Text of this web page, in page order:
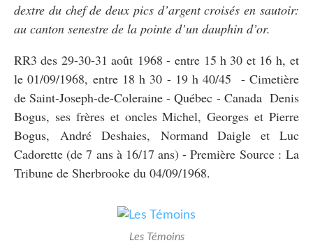
dextre du chef de deux pics d’argent croisés en sautoir:
au canton senestre de la pointe d’un dauphin d’or.
RR3 des 29-30-31 août 1968 - entre 15 h 30 et 16 h, et
le 01/09/1968, entre 18 h 30 - 19 h 40/45 - Cimetière
de Saint-Joseph-de-Coleraine - Québec - Canada Denis
Bogus, ses frères et oncles Michel, Georges et Pierre
Bogus, André Deshaies, Normand Daigle et Luc
Cadorette (de 7 ans à 16/17 ans) - Première Source : La
Tribune de Sherbrooke du 04/09/1968.
Les Témoins